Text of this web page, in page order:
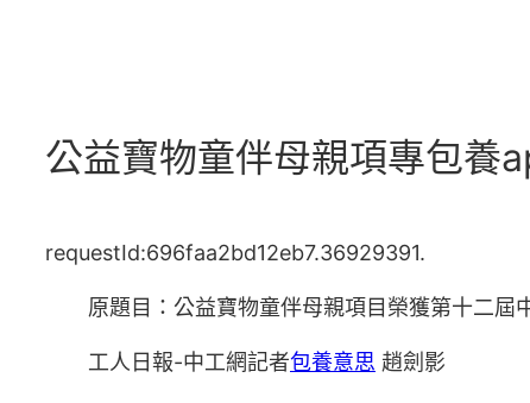
公益寶物童伴母親項專包養
requestId:696faa2bd12eb7.36929391.
原題目：公益寶物童伴母親項目榮獲第十二屆
工人日報-中工網記者包養意思 趙劍影